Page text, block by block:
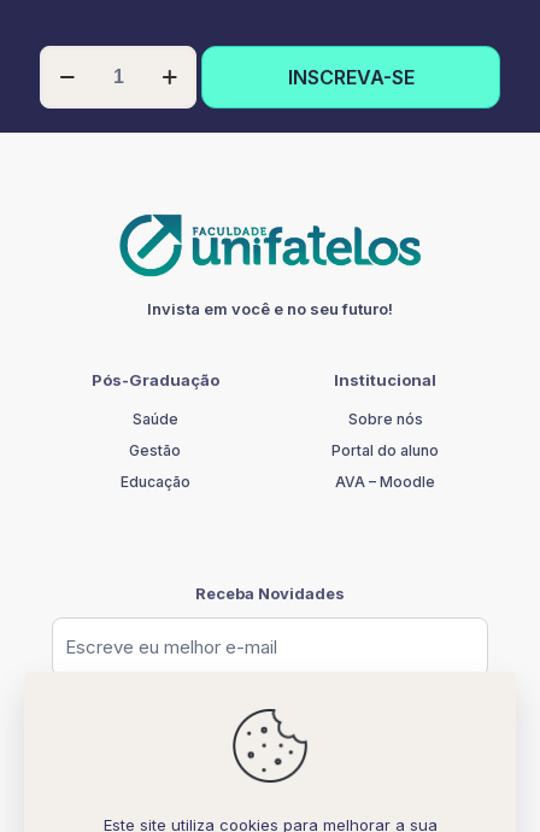
PÓS-
GRADUAÇÃO
EM
ENFERMEIROS
quantidade
INSCREVA-SE
Invista em você e no seu futuro!
Pós-Graduação
Saúde
Gestão
Educação
Institucional
Sobre nós
Portal do aluno
AVA – Moodle
Receba Novidades
Este site utiliza cookies para melhorar a sua